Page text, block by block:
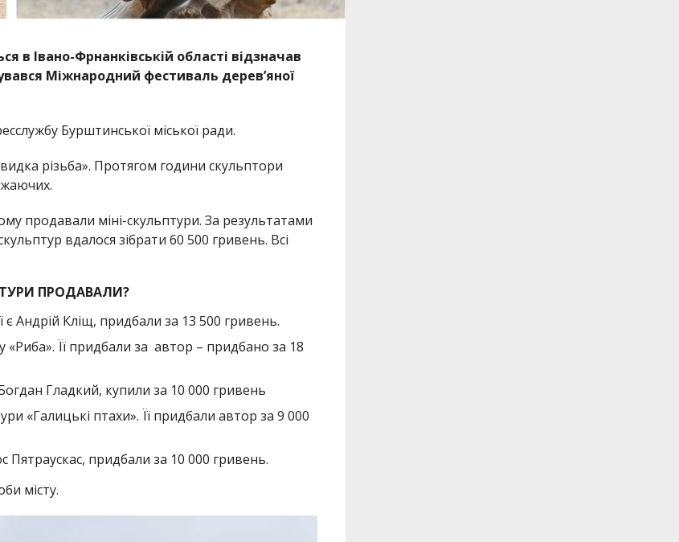
в Івано-Фрнанківській області відзначав
Міжнародний фестиваль дерев’яної
Бурштинської міської ради.
різьба». Протягом години скульптори
продавали міні-скульптури. За результатами
вдалося зібрати 60 500 гривень. Всі
ПРОДАВАЛИ?
є Андрій Кліщ, придбали за 13 500 гривень.
«Риба». Її придбали за автор – придбано за 18
Гладкий, купили за 10 000 гривень
«Галицькі птахи». Її придбали автор за 9 000
Пятраускас, придбали за 10 000 гривень.
місту.